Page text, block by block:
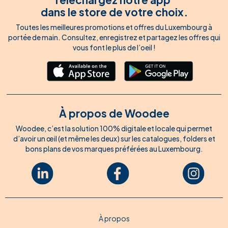
dans le store de votre choix.
Toutes les meilleures promotions et offres du Luxembourg à
portée de main. Consultez, enregistrez et partagez les offres qui
vous font le plus de l’oeil !
À propos de Woodee
Woodee, c’est la solution 100% digitale et locale qui permet
d’avoir un œil (et même les deux) sur les catalogues, folders et
bons plans de vos marques préférées au Luxembourg.
À propos